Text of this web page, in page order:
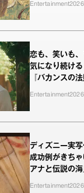
Entertainment
恋も、笑いも
気になり続け
『バカンスの法
Entertainment
ディズニー実
成功例がきち
アナと伝説の海
Entertainment